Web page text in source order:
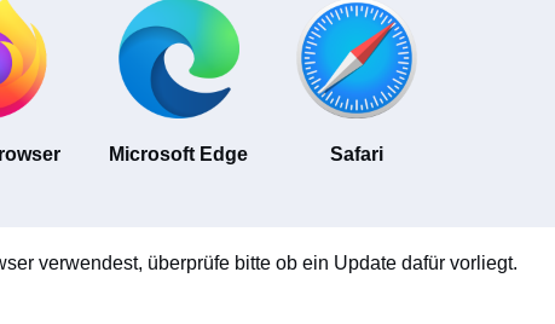
Microsoft Edge Safari
verwendest, überprüfe bitte ob ein Update dafür vorliegt.